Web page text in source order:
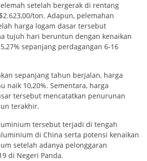
setelah bergerak di rentang
ton. Adapun, pelemahan
harga logam dasar tersebut
tujuh hari beruntun dengan kenaikan
sepanjang perdagangan 6-16
sepanjang tahun berjalan, harga
naik 10,20%. Sementara, harga
tersebut mencatatkan penurunan
terakhir.
tersebut terjadi di tengah
di China serta potensi kenaikan
setelah adanya pelonggaran
di Negeri Panda.